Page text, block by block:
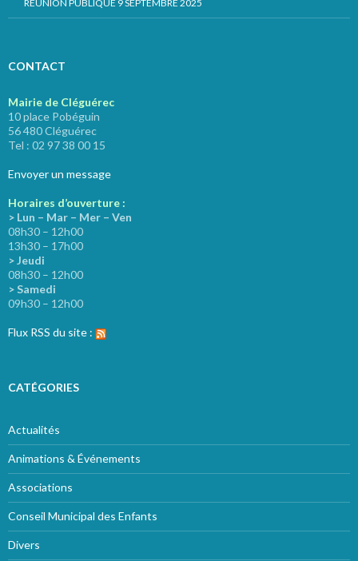
RÉUNION PUBLIQUE 9 SEPTEMBRE 2025
CONTACT
Mairie de Cléguérec
10 place Pobéguin
56 480 Cléguérec
Tel : 02 97 38 00 15
Envoyer un message
Horaires d’ouverture :
> Lun – Mar – Mer – Ven
08h30 – 12h00
13h30 – 17h00
> Jeudi
08h30 – 12h00
> Samedi
09h30 – 12h00
Flux RSS du site :
CATÉGORIES
Actualités
Animations & Événements
Associations
Conseil Municipal des Enfants
Divers